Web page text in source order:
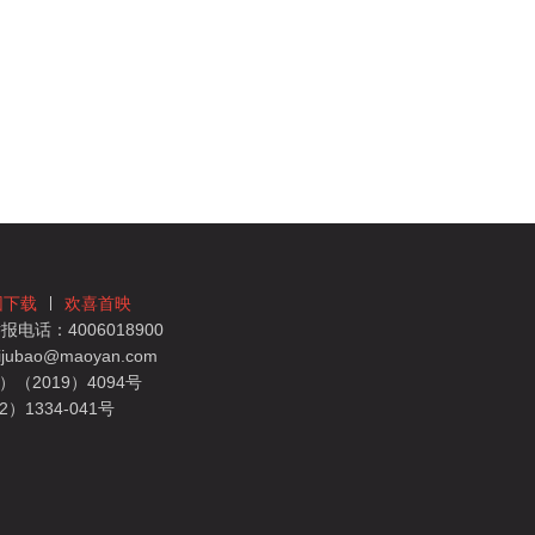
下载
欢喜首映
电话：4006018900
（2019）4094号
）1334-041号